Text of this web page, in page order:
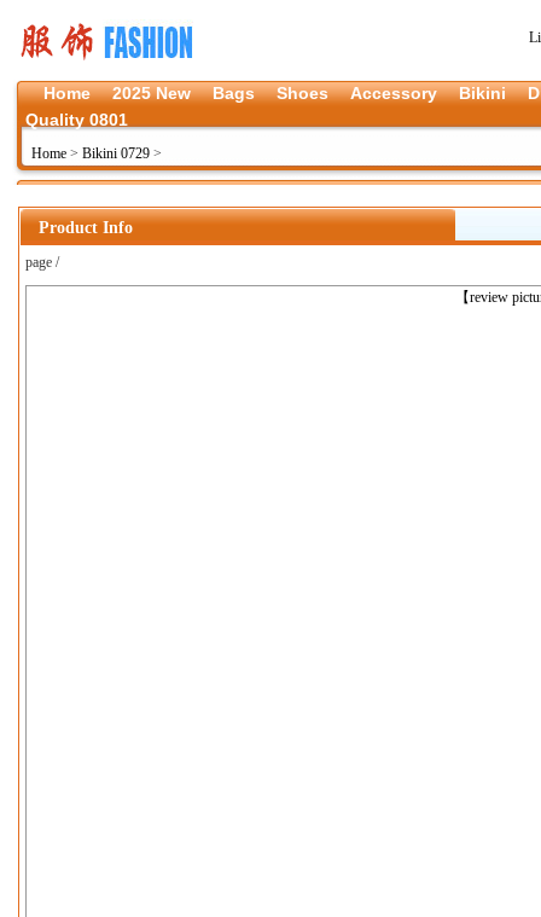
Home 2025 New Bags Shoes Accessory Bikini
Quality 0801
Home > Bikini 0729 >
Product Info
page /
【review
上一张